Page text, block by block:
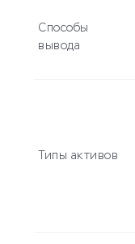
Способы
вывода
Типы активов